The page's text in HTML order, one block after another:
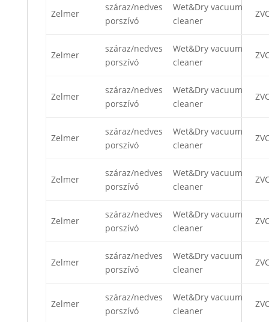
Zelmer
száraz/nedves
porszívó
Wet&Dry vacuum
cleaner
Zelmer
száraz/nedves
porszívó
Wet&Dry vacuum
cleaner
Zelmer
száraz/nedves
porszívó
Wet&Dry vacuum
cleaner
Zelmer
száraz/nedves
porszívó
Wet&Dry vacuum
cleaner
Zelmer
száraz/nedves
porszívó
Wet&Dry vacuum
cleaner
Zelmer
száraz/nedves
porszívó
Wet&Dry vacuum
cleaner
Zelmer
száraz/nedves
porszívó
Wet&Dry vacuum
cleaner
Zelmer
száraz/nedves
porszívó
Wet&Dry vacuum
cleaner